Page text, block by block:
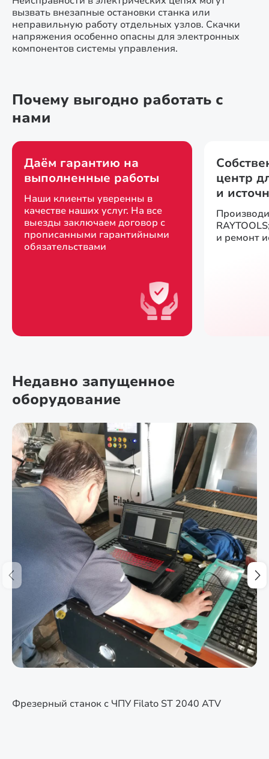
вызвать внезапные остановки станка или
неправильную работу отдельных узлов. Скачки
напряжения особенно опасны для электронных
компонентов системы управления.
Почему выгодно работать с
нами
Даём гарантию на
выполненные работы
Наши клиенты уверенны в
качестве наших услуг. На все
выезды заключаем договор с
прописанными гарантийными
обязательствами
центр
и
и ремонт
Недавно запущенное
оборудование
Фрезерный станок с ЧПУ Filato ST 2040 ATV